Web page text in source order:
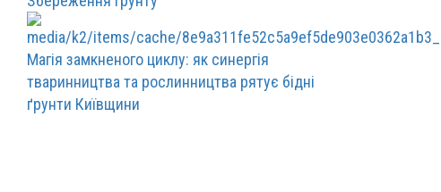
Магія замкненого циклу: як синергія
тваринництва та рослинництва рятує бідні
ґрунти Київщини